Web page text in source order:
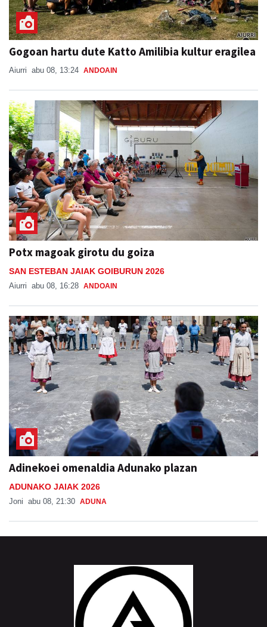
Gogoan hartu dute Katto Amilibia kultur eragilea
Aiurri abu 08, 13:24 ANDOAIN
Potx magoak girotu du goiza
SAN ESTEBAN JAIAK GOIBURUN 2026
Aiurri abu 08, 16:28 ANDOAIN
Adinekoei omenaldia Adunako plazan
ADUNAKO JAIAK 2026
Joni abu 08, 21:30 ADUNA